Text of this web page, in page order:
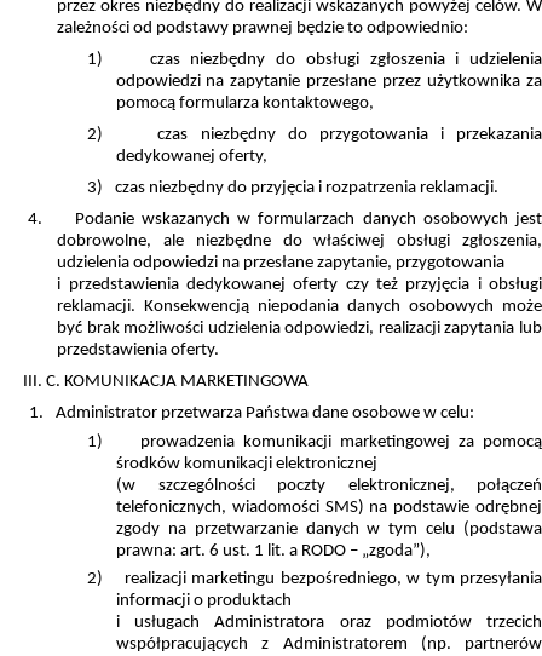
przez okres niezbędny do realizacji wskazanych powyżej celów. W
zależności od podstawy prawnej będzie to odpowiednio:
1)
czas niezbędny do obsługi zgłoszenia i udzielenia
odpowiedzi na zapytanie przesłane przez użytkownika za
pomocą formularza kontaktowego,
2)
czas niezbędny do przygotowania i przekazania
dedykowanej oferty,
3)
czas niezbędny do przyjęcia i rozpatrzenia reklamacji.
4.
Podanie wskazanych w formularzach danych osobowych jest
dobrowolne, ale niezbędne do właściwej obsługi zgłoszenia,
udzielenia odpowiedzi na przesłane zapytanie, przygotowania
i przedstawienia dedykowanej oferty czy też przyjęcia i obsługi
reklamacji. Konsekwencją niepodania danych osobowych może
być brak możliwości udzielenia odpowiedzi, realizacji zapytania lub
przedstawienia oferty.
III. C. KOMUNIKACJA MARKETINGOWA
1.
Administrator przetwarza Państwa dane osobowe w celu:
1)
prowadzenia komunikacji marketingowej za pomocą
środków komunikacji elektronicznej
(w szczególności poczty elektronicznej, połączeń
telefonicznych, wiadomości SMS) na podstawie odrębnej
zgody na przetwarzanie danych w tym celu (podstawa
prawna: art. 6 ust. 1 lit. a RODO – „zgoda”),
2)
realizacji marketingu bezpośredniego, w tym przesyłania
informacji o produktach
i usługach Administratora oraz podmiotów trzecich
współpracujących z Administratorem (np. partnerów